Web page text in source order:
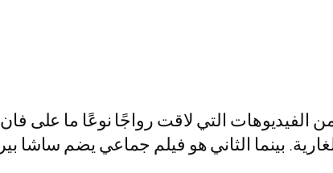
+18 كامل، هو واحدٌ من الفيديوهات التي لاقت
بينما الثاني هو فيلم جماعي يضم ساشا